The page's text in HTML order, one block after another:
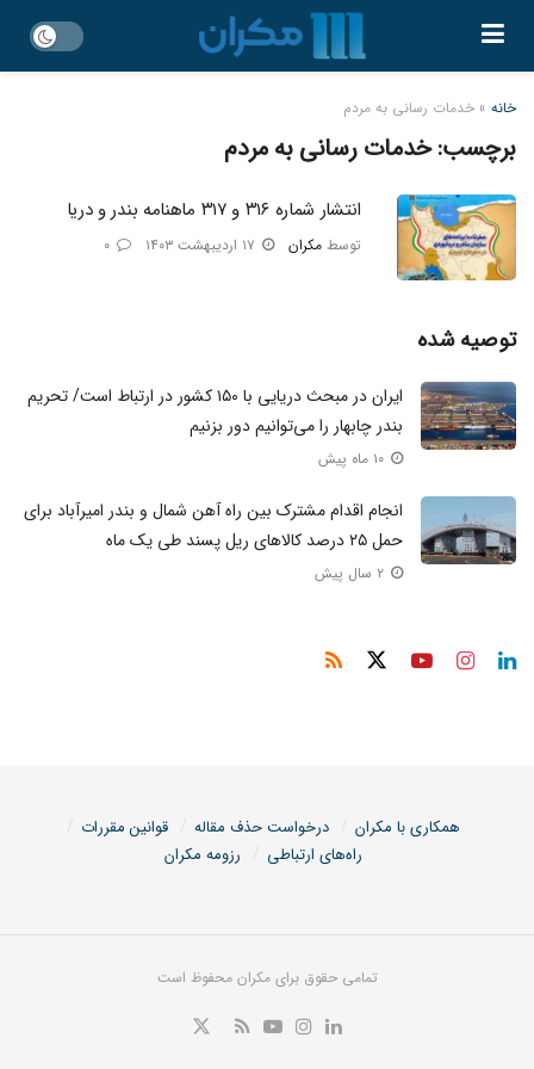
خانه » خدمات رسانی به مردم
برچسب:خدمات رسانی به مردم
انتشار شماره ۳۱۶ و ۳۱۷ ماهنامه بندر و دریا
توسط مکران
توصیه شده
ایران در مبحث دریایی با ۱۵۰ کشور در ارتباط است/ تحریم
بندر چابهار را می‌توانیم دور بزنیم
انجام اقدام مشترک بین راه آهن شمال و بندر امیرآباد برای
حمل ۲۵ درصد کالاهای ریل پسند طی یک ماه
همکاری با مکران درخواست حذف مقاله
قوانین مقررات
راه‌های ارتباطی
رزومه مکران
تمامی حقوق برای مکران محفوظ است